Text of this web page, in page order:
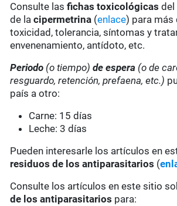
Consulte lasfichas toxicológicas del
de lacipermetrina (enlace) para más
toxicidad, tolerancia, síntomas y
envenenamiento, antídoto, etc.
Periodo (o tiempo) de espera (o de
resguardo, retención, prefaena, etc.)
país a otro:
Carne: 15 días
Leche: 3 días
Pueden interesarle los artículos en
residuos de los antiparasitarios (
Consulte los artículos en este sitio
de los antiparasitarios para: